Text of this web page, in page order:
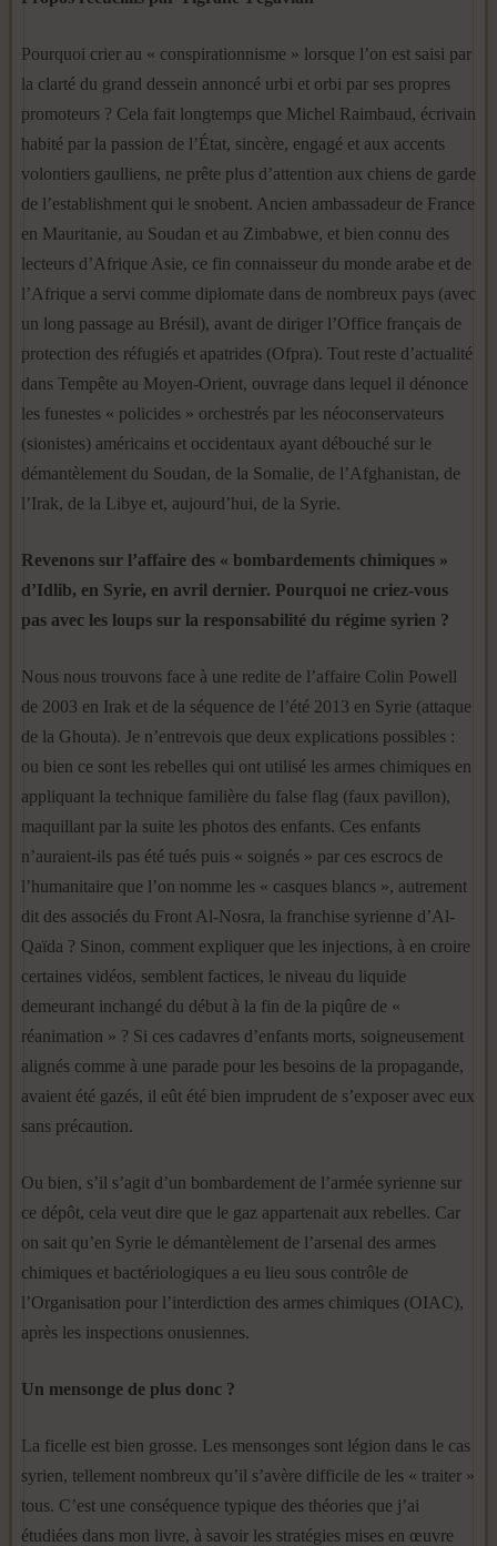
Pourquoi crier au « conspirationnisme » lorsque l’on est saisi par
la clarté du grand dessein annoncé urbi et orbi par ses propres
promoteurs ? Cela fait longtemps que Michel Raimbaud, écrivain
habité par la passion de l’État, sincère, engagé et aux accents
volontiers gaulliens, ne prête plus d’attention aux chiens de garde
de l’establishment qui le snobent. Ancien ambassadeur de France
en Mauritanie, au Soudan et au Zimbabwe, et bien connu des
lecteurs d’Afrique Asie, ce fin connaisseur du monde arabe et de
l’Afrique a servi comme diplomate dans de nombreux pays (avec
un long passage au Brésil), avant de diriger l’Office français de
protection des réfugiés et apatrides (Ofpra). Tout reste d’actualité
dans Tempête au Moyen-Orient, ouvrage dans lequel il dénonce
les funestes « policides » orchestrés par les néoconservateurs
(sionistes) américains et occidentaux ayant débouché sur le
démantèlement du Soudan, de la Somalie, de l’Afghanistan, de
l’Irak, de la Libye et, aujourd’hui, de la Syrie.
Revenons sur l’affaire des « bombardements chimiques »
d’Idlib, en Syrie, en avril dernier. Pourquoi ne criez-vous
pas avec les loups sur la responsabilité du régime syrien ?
Nous nous trouvons face à une redite de l’affaire Colin Powell
de 2003 en Irak et de la séquence de l’été 2013 en Syrie (attaque
de la Ghouta). Je n’entrevois que deux explications possibles :
ou bien ce sont les rebelles qui ont utilisé les armes chimiques en
appliquant la technique familière du false flag (faux pavillon),
maquillant par la suite les photos des enfants. Ces enfants
n’auraient-ils pas été tués puis « soignés » par ces escrocs de
l’humanitaire que l’on nomme les « casques blancs », autrement
dit des associés du Front Al-Nosra, la franchise syrienne d’Al-
Qaïda ? Sinon, comment expliquer que les injections, à en croire
certaines vidéos, semblent factices, le niveau du liquide
demeurant inchangé du début à la fin de la piqûre de «
réanimation » ? Si ces cadavres d’enfants morts, soigneusement
alignés comme à une parade pour les besoins de la propagande,
avaient été gazés, il eût été bien imprudent de s’exposer avec eux
sans précaution.
Ou bien, s’il s’agit d’un bombardement de l’armée syrienne sur
ce dépôt, cela veut dire que le gaz appartenait aux rebelles. Car
on sait qu’en Syrie le démantèlement de l’arsenal des armes
chimiques et bactériologiques a eu lieu sous contrôle de
l’Organisation pour l’interdiction des armes chimiques (OIAC),
après les inspections onusiennes.
Un mensonge de plus donc ?
La ficelle est bien grosse. Les mensonges sont légion dans le cas
syrien, tellement nombreux qu’il s’avère difficile de les « traiter »
tous. C’est une conséquence typique des théories que j’ai
étudiées dans mon livre, à savoir les stratégies mises en œuvre